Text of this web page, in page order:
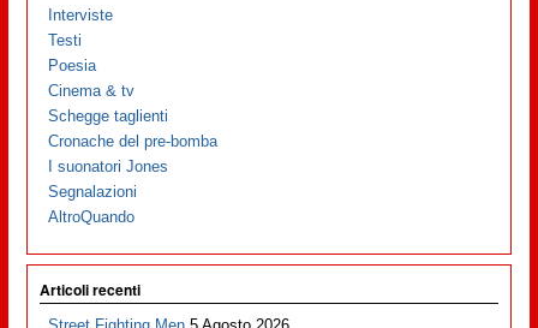
Interviste
Testi
Poesia
Cinema & tv
Schegge taglienti
Cronache del pre-bomba
I suonatori Jones
Segnalazioni
AltroQuando
Articoli recenti